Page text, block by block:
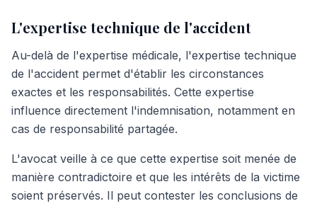
L'expertise technique de l'accident
Au-delà de l'expertise médicale, l'expertise technique
de l'accident permet d'établir les circonstances
exactes et les responsabilités. Cette expertise
influence directement l'indemnisation, notamment en
cas de responsabilité partagée.
L'avocat veille à ce que cette expertise soit menée de
manière contradictoire et que les intérêts de la victime
soient préservés. Il peut contester les conclusions de